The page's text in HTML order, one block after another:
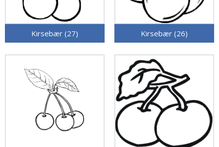
Kirsebær (27) Kirsebær (26)